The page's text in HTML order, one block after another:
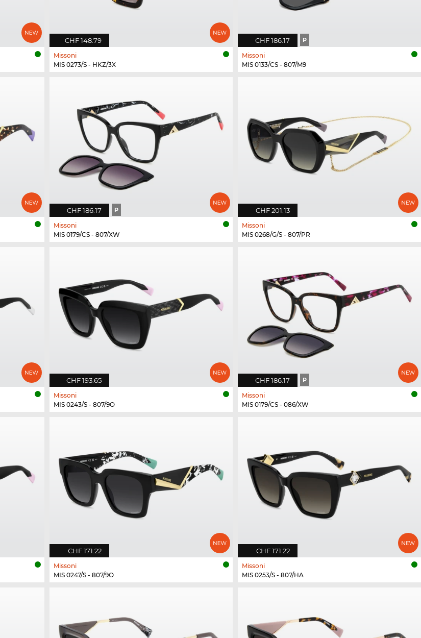
CHF 148.79
Missoni
MIS 0273/S - HKZ/3X
CHF 186.17 P
Missoni
MIS 0133/CS - 807/M9
CHF 186.17 P
Missoni
MIS 0179/CS - 807/XW
CHF 201.13
Missoni
MIS 0268/G/S - 807/PR
CHF 193.65
Missoni
MIS 0243/S - 807/9O
CHF 186.17 P
Missoni
MIS 0179/CS - 086/XW
CHF 171.22
Missoni
MIS 0247/S - 807/9O
CHF 171.22
Missoni
MIS 0253/S - 807/HA